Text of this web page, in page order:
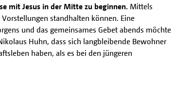
mit Jesus in der Mitte zu beginnen. Mittels
standhalten können. Eine
und das gemeinsames Gebet abends möchte
Huhn, dass sich langbleibende Bewohner
haben, als es bei den jüngeren